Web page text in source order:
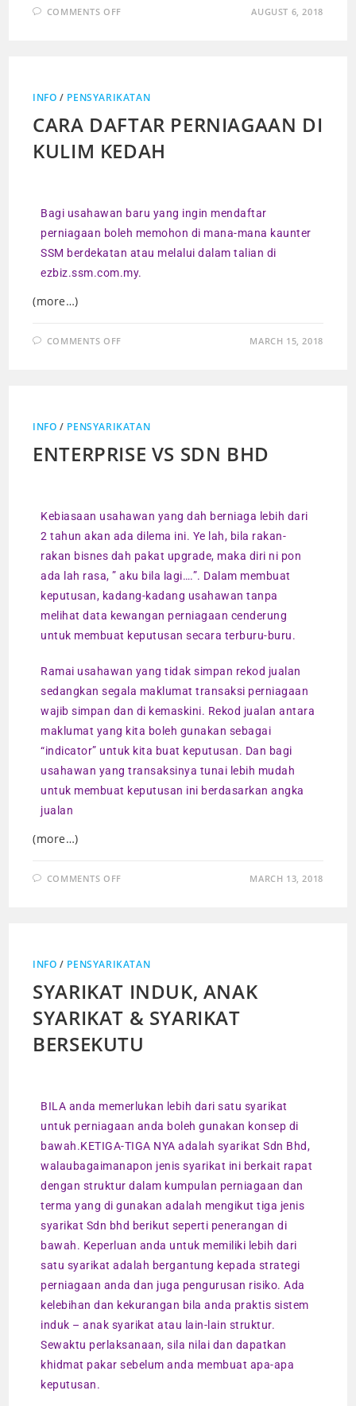
COMMENTS OFF AUGUST 6, 2018
INFO / PENSYARIKATAN
CARA DAFTAR PERNIAGAAN DI
KULIM KEDAH
Bagi usahawan baru yang ingin mendaftar
perniagaan boleh memohon di mana-mana kaunter
SSM berdekatan atau melalui dalam talian di
ezbiz.ssm.com.my.
(more…)
COMMENTS OFF MARCH 15, 2018
INFO / PENSYARIKATAN
ENTERPRISE VS SDN BHD
Kebiasaan usahawan yang dah berniaga lebih dari
2 tahun akan ada dilema ini. Ye lah, bila rakan-
rakan bisnes dah pakat upgrade, maka diri ni pon
ada lah rasa, ” aku bila lagi….”. Dalam membuat
keputusan, kadang-kadang usahawan tanpa
melihat data kewangan perniagaan cenderung
untuk membuat keputusan secara terburu-buru.
Ramai usahawan yang tidak simpan rekod jualan
sedangkan segala maklumat transaksi perniagaan
wajib simpan dan di kemaskini. Rekod jualan antara
maklumat yang kita boleh gunakan sebagai
“indicator” untuk kita buat keputusan. Dan bagi
usahawan yang transaksinya tunai lebih mudah
untuk membuat keputusan ini berdasarkan angka
jualan
(more…)
COMMENTS OFF MARCH 13, 2018
INFO / PENSYARIKATAN
SYARIKAT INDUK, ANAK
SYARIKAT & SYARIKAT
BERSEKUTU
BILA anda memerlukan lebih dari satu syarikat
untuk perniagaan anda boleh gunakan konsep di
bawah.KETIGA-TIGA NYA adalah syarikat Sdn Bhd,
walaubagaimanapon jenis syarikat ini berkait rapat
dengan struktur dalam kumpulan perniagaan dan
terma yang di gunakan adalah mengikut tiga jenis
syarikat Sdn bhd berikut seperti penerangan di
bawah. Keperluan anda untuk memiliki lebih dari
satu syarikat adalah bergantung kepada strategi
perniagaan anda dan juga pengurusan risiko. Ada
kelebihan dan kekurangan bila anda praktis sistem
induk – anak syarikat atau lain-lain struktur.
Sewaktu perlaksanaan, sila nilai dan dapatkan
khidmat pakar sebelum anda membuat apa-apa
keputusan.